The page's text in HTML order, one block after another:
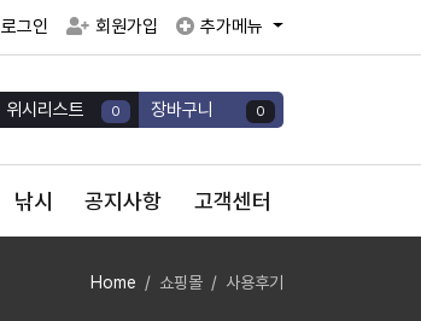
로그인 회원가입 추가메뉴
위시리스트 0 장바구니 0
낚시 공지사항 고객센터
Home 쇼핑몰 사용후기